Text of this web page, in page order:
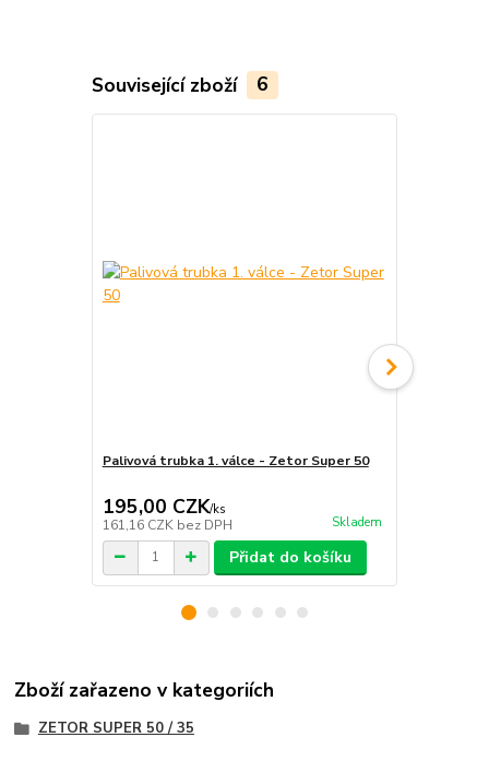
Související zboží 6
Palivová trubka 1. válce - Zetor Super 50
195,00 CZK/ks
161,16 CZK bez DPH Skladem
Přidat do košíku
Zboží zařazeno v kategoriích
ZETOR SUPER 50 / 35